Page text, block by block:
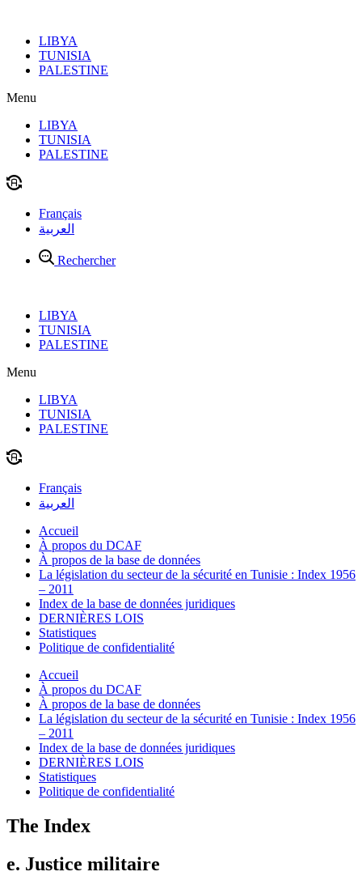
contenuLIBYA
TUNISIA
PALESTINE
Menu
LIBYA
TUNISIA
PALESTINE
Français
العربية
Rechercher
LIBYA
TUNISIA
PALESTINE
Menu
LIBYA
TUNISIA
PALESTINE
Français
العربية
Accueil
À propos du DCAF
À propos de la base de données
La législation du secteur de la sécurité en Tunisie : Index 1956
– 2011
Index de la base de données juridiques
DERNIÈRES LOIS
Statistiques
Politique de confidentialité
Accueil
À propos du DCAF
À propos de la base de données
La législation du secteur de la sécurité en Tunisie : Index 1956
– 2011
Index de la base de données juridiques
DERNIÈRES LOIS
Statistiques
Politique de confidentialité
The Index
e. Justice militaire